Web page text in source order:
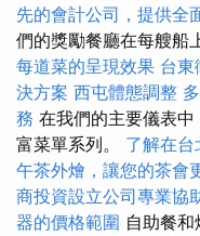
先的會計公司，提供全
們的獎勵餐廳在每艘船
每道菜的呈現效果 台東
決方案 西屯體態調整
務 在我們的主要儀表
富菜單系列。 了解在
午茶外燴，讓您的茶會
商投資設立公司專業協
器的價格範圍 自助餐